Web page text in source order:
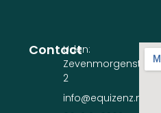
Contact
Uden:
Zevenmorgenstraat
2
info@equizenz.nl